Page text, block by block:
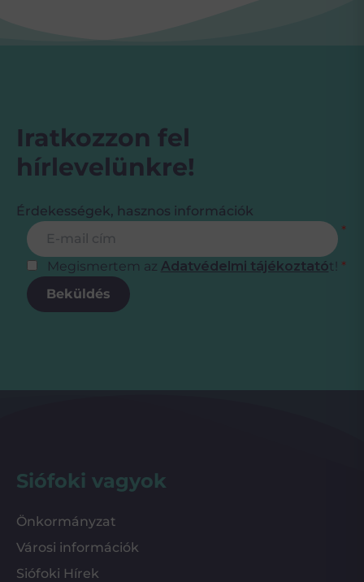
Iratkozzon fel
hírlevelünkre!
Érdekességek, hasznos információk
Feliratkozás
E-mail cím *
*
Megismertem az Adatvédelmi tájékoztatót!
Beküldés
Siófoki vagyok
Önkormányzat
Városi információk
Siófoki Hírek